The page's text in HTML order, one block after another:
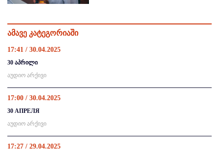
ამავე კატეგორიაში
17:41 / 30.04.2025
30 აპრილი
აუდიო არქივი
17:00 / 30.04.2025
30 АПРЕЛЯ
აუდიო არქივი
17:27 / 29.04.2025